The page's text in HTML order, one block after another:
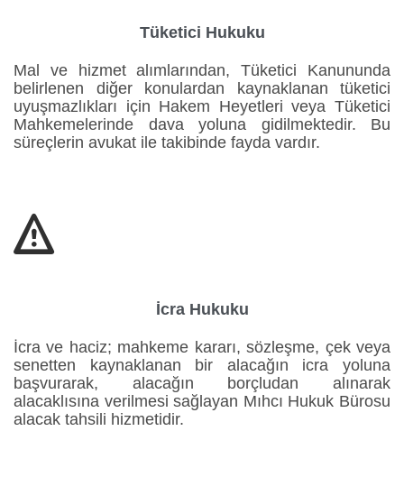
Tüketici Hukuku
Mal ve hizmet alımlarından, Tüketici Kanununda
belirlenen diğer konulardan kaynaklanan tüketici
uyuşmazlıkları için Hakem Heyetleri veya Tüketici
Mahkemelerinde dava yoluna gidilmektedir. Bu
süreçlerin avukat ile takibinde fayda vardır.

İcra Hukuku
İcra ve haciz; mahkeme kararı, sözleşme, çek veya
senetten kaynaklanan bir alacağın icra yoluna
başvurarak, alacağın borçludan alınarak
alacaklısına verilmesi sağlayan Mıhcı Hukuk Bürosu
alacak tahsili hizmetidir.